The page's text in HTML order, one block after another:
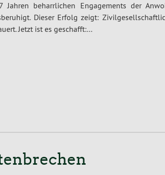
Jahren beharrlichen Engagements der
Dieser Erfolg zeigt:
Jetzt ist es geschafft:…